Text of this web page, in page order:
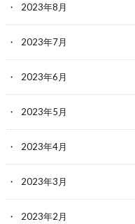
2023年8月
2023年7月
2023年6月
2023年5月
2023年4月
2023年3月
2023年2月